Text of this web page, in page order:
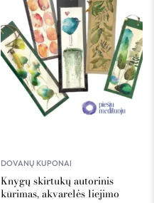
DOVANŲ KUPONAI
Knygų skirtukų autorinis
kūrimas, akvarelės liejimo